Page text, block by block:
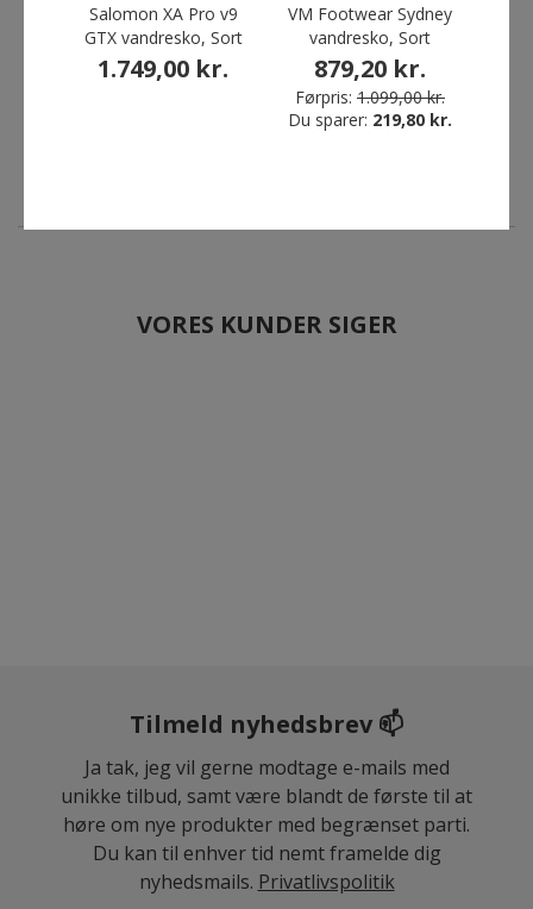
Salomon XA Pro v9 GTX
vandresko, Sort
1.749,00 kr.
VM Footwear Florida
vandresko, Sort
1.199,20 kr.
Førpris: 1.499,00 kr.
Du sparer:299,80 kr.
Salomon XA Pro v9
GTX vandresko, Sort
1.749,00 kr.
VM Footwear Sydney
vandresko, Sort
879,20 kr.
Førpris: 1.099,00 kr.
Du sparer: 219,80 kr.
VORES KUNDER SIGER
Tilmeld nyhedsbrev 📫
Ja tak, jeg vil gerne modtage e-mails med
unikke tilbud, samt være blandt de første til at
høre om nye produkter med begrænset parti.
Du kan til enhver tid nemt framelde dig
nyhedsmails. Privatlivspolitik